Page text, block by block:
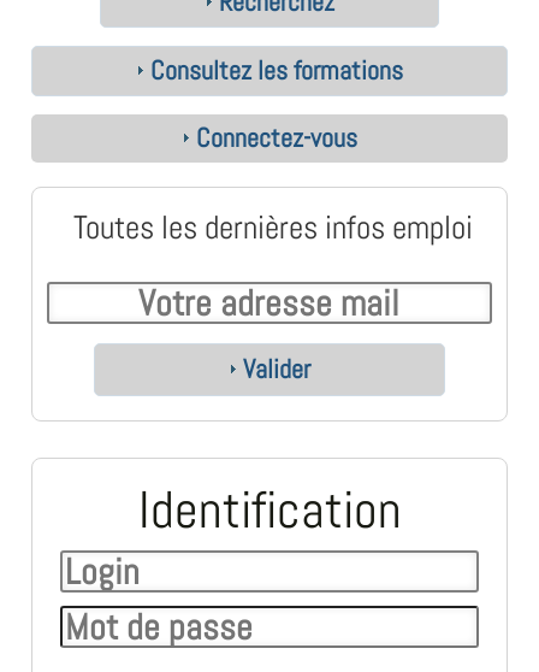
Consultez les formations
Connectez-vous
Toutes les dernières infos emploi
Valider
Identification